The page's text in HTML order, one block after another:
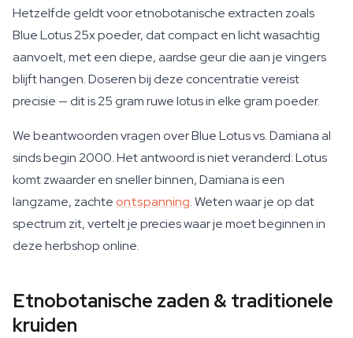
Hetzelfde geldt voor etnobotanische extracten zoals
Blue Lotus 25x poeder, dat compact en licht wasachtig
aanvoelt, met een diepe, aardse geur die aan je vingers
blijft hangen. Doseren bij deze concentratie vereist
precisie — dit is 25 gram ruwe lotus in elke gram poeder.
We beantwoorden vragen over Blue Lotus vs. Damiana al
sinds begin 2000. Het antwoord is niet veranderd: Lotus
komt zwaarder en sneller binnen, Damiana is een
langzame, zachteontspanning. Weten waar je op dat
spectrum zit, vertelt je precies waar je moet beginnen in
deze herbshop online.
Etnobotanische zaden & traditionele
kruiden